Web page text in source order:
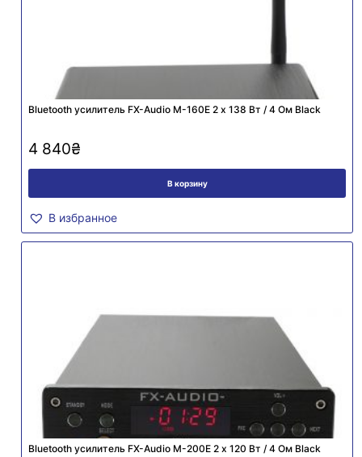
Bluetooth усилитель FX-Audio M-160E 2 х 138 Вт / 4 Ом Black
4 840₴
В корзину
В избранное
Bluetooth усилитель FX-Audio M-200E 2 х 120 Вт / 4 Ом Black